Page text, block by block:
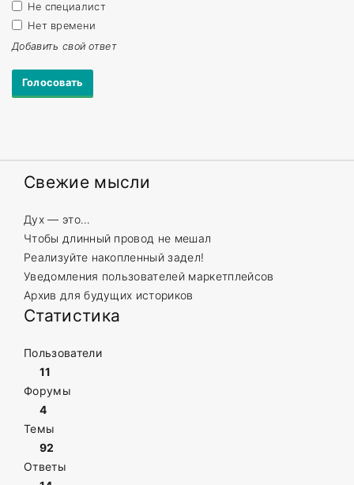
Не специалист
Нет времени
Добавить свой ответ
Свежие мысли
Дух — это…
Чтобы длинный провод не мешал
Реализуйте накопленный задел!
Уведомления пользователей маркетплейсов
Архив для будущих историков
Статистика
Пользователи
11
Форумы
4
Темы
92
Ответы